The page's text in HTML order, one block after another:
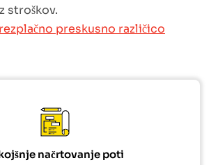
stroškov.
preskusno različico
načrtovanje poti